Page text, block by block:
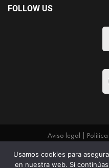
FOLLOW US
Aviso legal |
Usamos cookies para
en nuestra web. Si